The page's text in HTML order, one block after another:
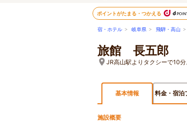
ポイントがたまる・つかえる
宿・ホテル > 岐阜県 > 飛騨・高山 >
旅館 長五郎
JR高山駅よりタクシーで10
基本情報 料金・宿泊
施設概要